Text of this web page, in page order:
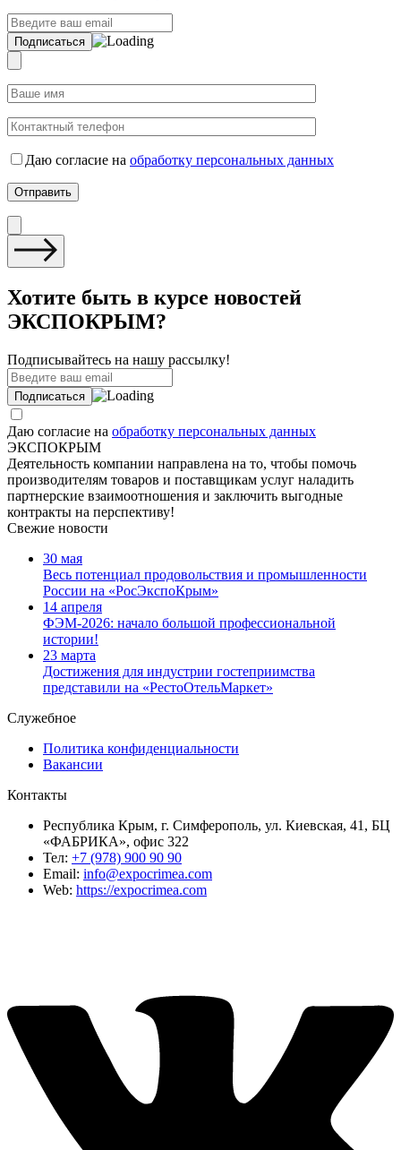
Даю согласие на обработку персональных данных
Хотите быть в курсе новостей
ЭКСПОКРЫМ?
Подписывайтесь на нашу рассылку!
Даю согласие на обработку персональных данных
ЭКСПОКРЫМ
Деятельность компании направлена на то, чтобы помочь
производителям товаров и поставщикам услуг наладить
партнерские взаимоотношения и заключить выгодные
контракты на перспективу!
Свежие новости
30 мая
Весь потенциал продовольствия и промышленности
России на «РосЭкспоКрым»
14 апреля
ФЭМ-2026: начало большой профессиональной
истории!
23 марта
Достижения для индустрии гостеприимства
представили на «РестоОтельМаркет»
Служебное
Политика конфиденциальности
Вакансии
Контакты
Республика Крым, г. Симферополь, ул. Киевская, 41, БЦ
«ФАБРИКА», офис 322
Тел: +7 (978) 900 90 90
Email: info@expocrimea.com
Web: https://expocrimea.com